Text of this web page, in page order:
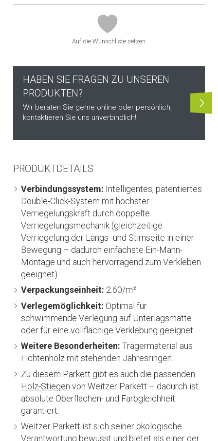
Auf die Wunschliste setzen
HABEN SIE FRAGEN ZU UNSEREN
PRODUKTEN?
Wir beraten Sie gerne online oder persönlich,
kontaktieren Sie uns unverbindlich!
PRODUKTDETAILS
Verbindungssystem: Intelligentes, patentiertes
Double-Click-System mit höchster
Verriegelungskraft durch doppelte
Verriegelungsmechanik (gleichzeitige
Verriegelung der Längs- und Stirnseite in einer
Bewegung – dadurch einfachste Ein-Mann-
Montage und auch hervorragend zum Verkleben
geeignet).
Verpackungseinheit: 2.60/m²
Verlegemöglichkeit: Optimal für
schwimmende Verlegung auf Unterlagsmatte
oder für eine vollflächige Verklebung geeignet.
Weitere Besonderheiten: Trägermaterial aus
Fichtenholz mit stehenden Jahresringen.
Zu diesem Parkett gibt es auch die passenden
Holz-Stiegen von Weitzer Parkett – dadurch ist
absolute Oberflächen- und Farbgleichheit
garantiert.
Weitzer Parkett ist sich seiner ökologische
Verantwortung bewusst und bietet als einer der